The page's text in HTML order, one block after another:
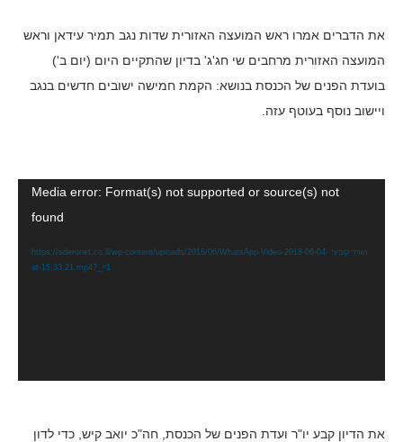
את הדברים אמרו ראש המועצה האזורית שדות נגב תמיר עידאן וראש
המועצה האזורית מרחבים שי חג'ג' בדיון שהתקיים היום (יום ב')
בועדת הפנים של הכנסת בנושא: הקמת חמישה ישובים חדשים בנגב
ויישוב נוסף בעוטף עזה.
Media error: Format(s) not supported or source(s) not
found
הורד קובץ: https://sderonet.co.il/wp-content/uploads/2018/06/WhatsApp-Video-2018-06-04-
at-15.33.21.mp4?_=1
את הדיון קבע יו"ר ועדת הפנים של הכנסת, חה"כ יואב קיש, כדי לדון